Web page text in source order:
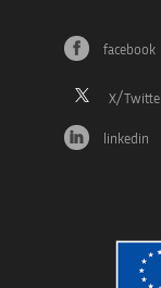
facebook
linkedin